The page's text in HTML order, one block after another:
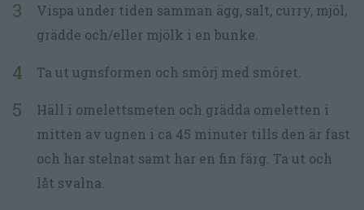
Vispa under tiden samman ägg, salt, curry, mjöl,
grädde och/eller mjölk i en bunke.
Ta ut ugnsformen och smörj med smöret.
Häll i omelettsmeten och grädda omeletten i
mitten av ugnen i ca 45 minuter tills den är fast
och har stelnat samt har en fin färg. Ta ut och
låt svalna.